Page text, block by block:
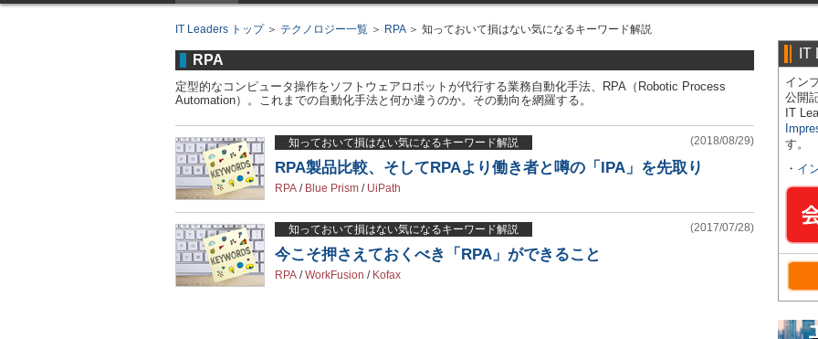
IT Leaders トップ＞ テクノロジー一覧 ＞ RPA＞ 知っておいて損はない気になるキーワード解説
RPA
定型的なコンピュータ操作をソフトウェアロボットが代行する業務自動化手法、RPA（Robotic Process
Automation）。これまでの自動化手法と何か違うのか。その動向を網羅する。
知っておいて損はない気になるキーワード解説 (2018/08/29)
RPA製品比較、そしてRPAより働き者と噂の「IPA」を先取り
RPA / Blue Prism / UiPath
知っておいて損はない気になるキーワード解説 (2017/07/28)
今こそ押さえておくべき「RPA」ができること
RPA /WorkFusion / Kofax
IT
イン
公開
IT
す。
・ イ